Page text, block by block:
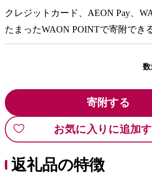
クレジットカード、AEON Pay、
たまったWAON POINTで寄附でき
数
寄附する
お気に入りに追加
返礼品の特徴